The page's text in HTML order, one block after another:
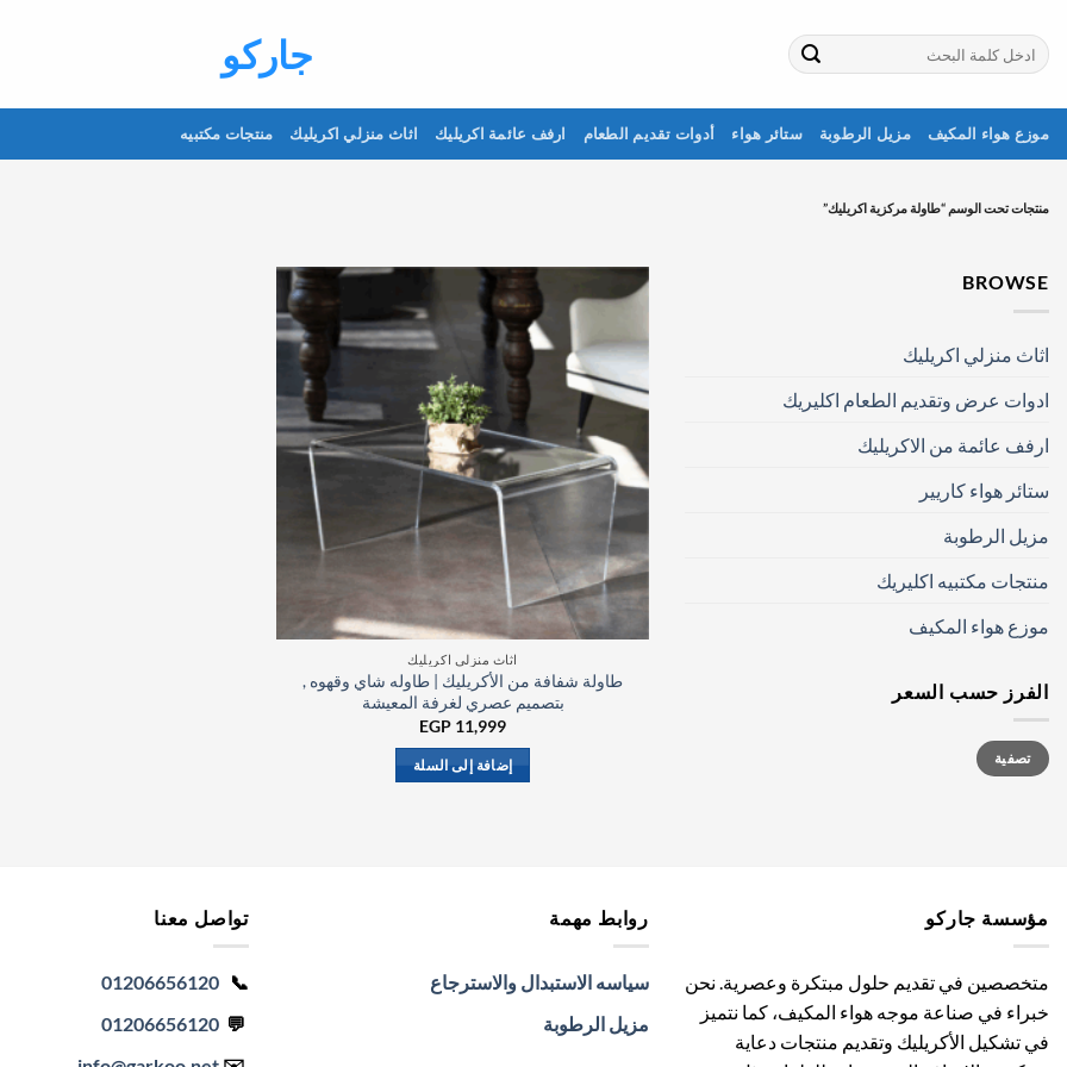
للمحتوى
جاركو
البحث
عن:
موزع هواء المكيف مزيل الرطوبة ستائر هواء أدوات تقديم الطعام ارفف عائمة اكريليك اثاث منزلي اكريليك منتجات مكتبيه
منتجات تحت الوسم “طاولة مركزية اكريليك”
BROWSE
اثاث منزلي اكريليك
ادوات عرض وتقديم الطعام اكليريك
ارفف عائمة من الاكريليك
ستائر هواء كاريير
مزيل الرطوبة
منتجات مكتبيه اكليريك
موزع هواء المكيف
الفرز حسب السعر
أدنى
سعر
أعلى
سعرتصفية
اثاث منزلي اكريليك
طاولة شفافة من الأكريليك | طاوله شاي وقهوه ,
بتصميم عصري لغرفة المعيشة
EGP 11,999
إضافة إلى السلة
مؤسسة جاركو
متخصصين في تقديم حلول مبتكرة وعصرية. نحن
خبراء في صناعة موجه هواء المكيف، كما نتميز
في تشكيل الأكريليك وتقديم منتجات دعاية
روابط مهمة
سياسه الاستبدال والاسترجاع
مزيل الرطوبة
تواصل معنا
📞
01206656120
💬
01206656120